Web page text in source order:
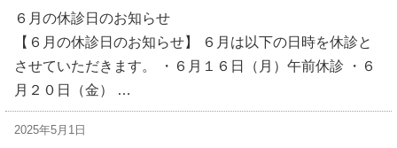
６月の休診日のお知らせ
【６月の休診日のお知らせ】 ６月は以下の日時を休診と
させていただきます。 ・６月１６日（月）午前休診 ・６
月２０日（金） …
2025年5月1日